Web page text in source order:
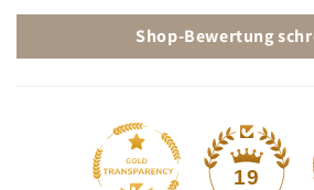
Shop-Bewertung
19